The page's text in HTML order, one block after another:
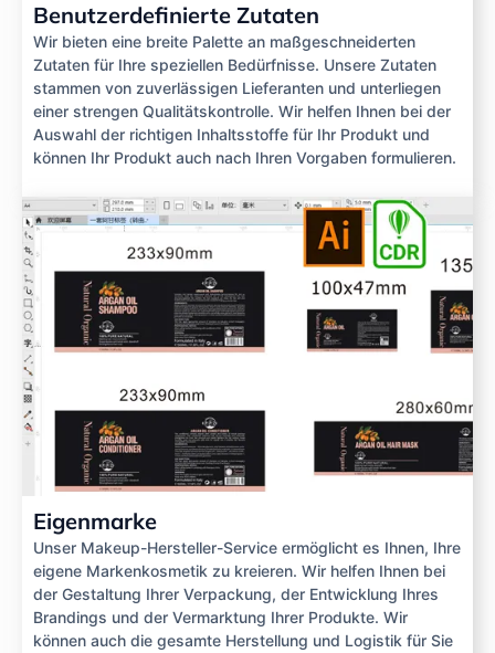
Benutzerdefinierte Zutaten
Wir bieten eine breite Palette an maßgeschneiderten
Zutaten für Ihre speziellen Bedürfnisse. Unsere Zutaten
stammen von zuverlässigen Lieferanten und unterliegen
einer strengen Qualitätskontrolle. Wir helfen Ihnen bei der
Auswahl der richtigen Inhaltsstoffe für Ihr Produkt und
können Ihr Produkt auch nach Ihren Vorgaben formulieren.
Eigenmarke
Unser Makeup-Hersteller-Service ermöglicht es Ihnen, Ihre
eigene Markenkosmetik zu kreieren. Wir helfen Ihnen bei
der Gestaltung Ihrer Verpackung, der Entwicklung Ihres
Brandings und der Vermarktung Ihrer Produkte. Wir
können auch die gesamte Herstellung und Logistik für Sie